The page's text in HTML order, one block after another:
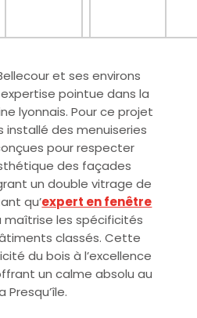
et ses environs
pointue dans la
lyonnais. Pour ce projet
installé des menuiseries
pour respecter
des façades
un double vitrage de
qu’expert en fenêtre
maîtrise les spécificités
classés. Cette
du bois à l’excellence
un calme absolu au